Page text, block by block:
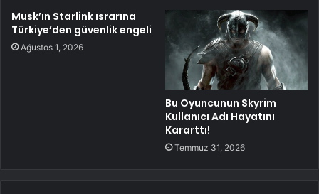
Musk’ın Starlink ısrarına
Türkiye’den güvenlik engeli
Ağustos 1, 2026
Bu Oyuncunun Skyrim
Kullanıcı Adı Hayatını
Kararttı!
Temmuz 31, 2026